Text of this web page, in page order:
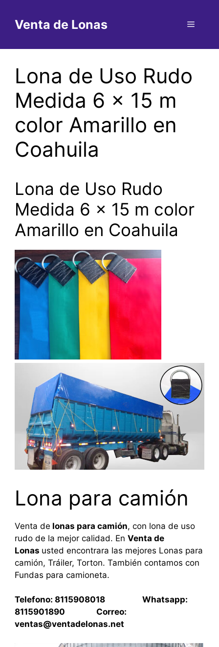
contenido
Venta de Lonas Menú
Lona de Uso Rudo
Medida 6 x 15 m
color Amarillo en
Coahuila
Lona de Uso Rudo
Medida 6 x 15 m color
Amarillo en Coahuila
Lona para camión
Venta de lonas para camión, con lona de uso
rudo de la mejor calidad. En Venta de
Lonas usted encontrara las mejores Lonas para
camión, Tráiler, Torton. También contamos con
Fundas para camioneta.
Telefono: 8115908018 Whatsapp:
8115901890 Correo:
ventas@ventadelonas.net